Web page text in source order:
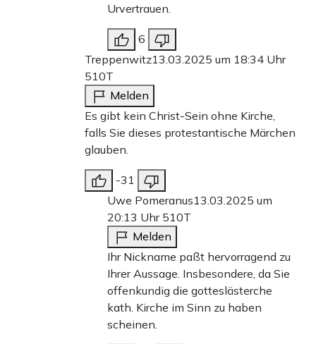
Urvertrauen.
6
Treppenwitz13.03.2025 um 18:34 Uhr
510T
Melden
Es gibt kein Christ-Sein ohne Kirche,
falls Sie dieses protestantische Märchen
glauben.
-31
Uwe Pomeranus13.03.2025 um
20:13 Uhr 510T
Melden
Ihr Nickname paßt hervorragend zu
Ihrer Aussage. Insbesondere, da Sie
offenkundig die gotteslästerche
kath. Kirche im Sinn zu haben
scheinen.